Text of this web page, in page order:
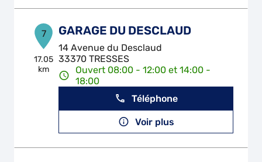
7
17.05
km
GARAGE DU DESCLAUD
14 Avenue du Desclaud
33370 TRESSES
Ouvert 08:00 - 12:00 et 14:00 -
18:00
Téléphone
Voir plus